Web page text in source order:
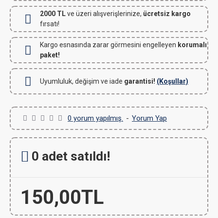
2000 TLve üzeri alışverişlerinize, ücretsiz kargo
fırsatı!
Kargo esnasında zarar görmesini engelleyen korumalı
paket!
Uyumluluk, değişim ve iade garantisi! (Koşullar)
0 yorum yapılmış. - Yorum Yap
150,00TL
0 adet satıldı!